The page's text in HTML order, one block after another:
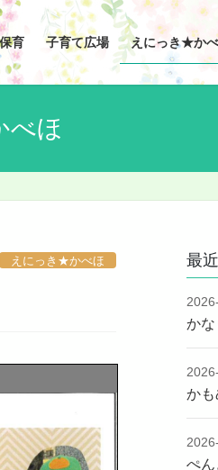
育 子育て広場 えにっき★か
べほ
えにっき★かべほ 最
かな
かも
ぺん